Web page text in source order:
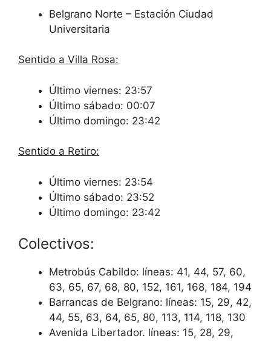
Belgrano Norte – Estación Ciudad
Universitaria
Sentido a Villa Rosa:
Último viernes: 23:57
Último sábado: 00:07
Último domingo: 23:42
Sentido a Retiro:
Último viernes: 23:54
Último sábado: 23:52
Último domingo: 23:42
Colectivos:
Metrobús Cabildo: líneas: 41, 44, 57, 60,
63, 65, 67, 68, 80, 152, 161, 168, 184, 194
Barrancas de Belgrano: líneas: 15, 29, 42,
44, 55, 63, 64, 65, 80, 113, 114, 118, 130
Avenida Libertador. líneas: 15, 28, 29,